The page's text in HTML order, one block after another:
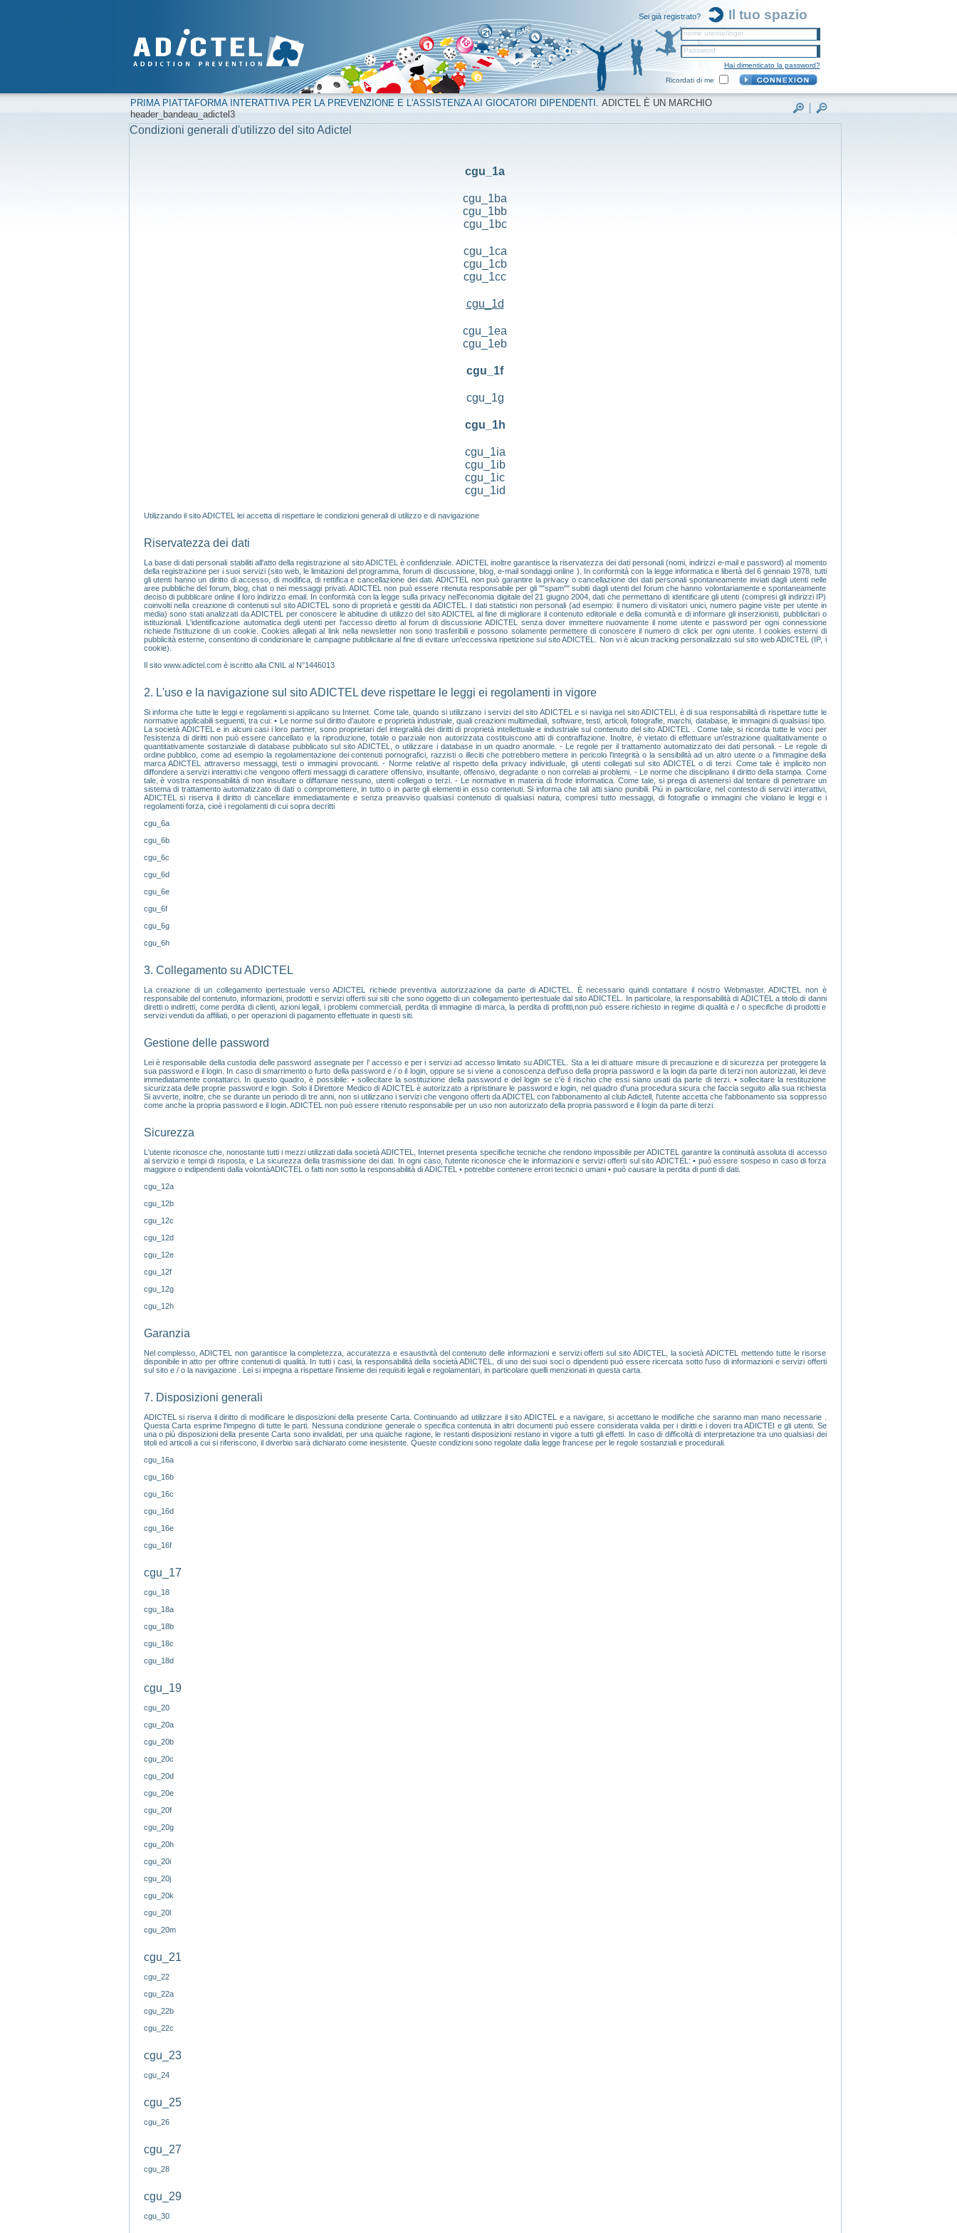
Sei già registrato? Il tuo spazio
nome utente/login
Password
Hai dimenticato la password?
Ricordati di me
PRIMA PIATTAFORMA INTERATTIVA PER LA PREVENZIONE E L'ASSISTENZA AI GIOCATORI DIPENDENTI. ADICTEL È UN MARCHIO
header_bandeau_adictel3
Condizioni generali d'utilizzo del sito Adictel
cgu_1a
cgu_1ba
cgu_1bb
cgu_1bc
cgu_1ca
cgu_1cb
cgu_1cc
cgu_1d
cgu_1ea
cgu_1eb
cgu_1f
cgu_1g
cgu_1h
cgu_1ia
cgu_1ib
cgu_1ic
cgu_1id
Utilizzando il sito ADICTEL lei accetta di rispettare le condizioni generali di utilizzo e di navigazione
Riservatezza dei dati
La base di dati personali stabiliti all'atto della registrazione al sito ADICTEL è confidenziale. ADICTEL inoltre garantisce la riservatezza dei dati personali (nomi, indirizzi e-mail e password) al momento
della registrazione per i suoi servizi (sito web, le limitazioni del programma, forum di discussione, blog, e-mail sondaggi online ). In conformità con la legge informatica e libertà del 6 gennaio 1978, tutti
gli utenti hanno un diritto di accesso, di modifica, di rettifica e cancellazione dei dati. ADICTEL non può garantire la privacy o cancellazione dei dati personali spontaneamente inviati dagli utenti nelle
aree pubbliche del forum, blog, chat o nei messaggi privati. ADICTEL non può essere ritenuta responsabile per gli ""spam"" subiti dagli utenti del forum che hanno volontariamente e spontaneamente
deciso di pubblicare online il loro indirizzo email. In conformità con la legge sulla privacy nell'economia digitale del 21 giugno 2004, dati che permettano di identificare gli utenti (compresi gli indirizzi IP)
coinvolti nella creazione di contenuti sul sito ADICTEL sono di proprietà e gestiti da ADICTEL. I dati statistici non personali (ad esempio: il numero di visitatori unici, numero pagine viste per utente in
media) sono stati analizzati da ADICTEL per conoscere le abitudine di utilizzo del sito ADICTEL al fine di migliorare il contenuto editoriale e della comunità e di informare gli inserzionisti, pubblicitari o
istituzionali. L'identificazione automatica degli utenti per l'accesso diretto al forum di discussione ADICTEL senza dover immettere nuovamente il nome utente e password per ogni connessione
richiede l'istituzione di un cookie. Cookies allegati al link nella newsletter non sono trasferibili e possono solamente permettere di conoscere il numero di click per ogni utente. I cookies esterni di
pubblicità esterne, consentono di condizionare le campagne pubblicitarie al fine di evitare un'eccessiva ripetizione sul sito ADICTEL. Non vi è alcun tracking personalizzato sul sito web ADICTEL (IP, i
cookie).
Il sito www.adictel.com è iscritto alla CNIL al N°1446013
2. L'uso e la navigazione sul sito ADICTEL deve rispettare le leggi ei regolamenti in vigore
Si informa che tutte le leggi e regolamenti si applicano su Internet. Come tale, quando si utilizzano i servizi del sito ADICTEL e si naviga nel sito ADICTELl, è di sua responsabilità di rispettare tutte le
normative applicabili seguenti, tra cui: • Le norme sul diritto d'autore e proprietà industriale, quali creazioni multimediali, software, testi, articoli, fotografie, marchi, database, le immagini di qualsiasi tipo.
La società ADICTEL e in alcuni casi i loro partner, sono proprietari del integralità dei diritti di proprietà intellettuale e industriale sul contenuto del sito ADICTEL . Come tale, si ricorda tutte le voci per
l'esistenza di diritti non può essere cancellato e la riproduzione, totale o parziale non autorizzata costituiscono atti di contraffazione. Inoltre, è vietato di effettuare un'estrazione qualitativamente o
quantitativamente sostanziale di database pubblicato sul sito ADICTEL, o utilizzare i database in un quadro anormale. - Le regole per il trattamento automatizzato dei dati personali. - Le regole di
ordine pubblico, come ad esempio la regolamentazione dei contenuti pornografici, razzisti o illeciti che potrebbero mettere in pericolo l'integrità o la sensibilità ad un altro utente o a l'immagine della
marca ADICTEL attraverso messaggi, testi o immagini provocanti. - Norme relative al rispetto della privacy individuale, gli utenti collegati sul sito ADICTEL o di terzi. Come tale è implicito non
diffondere a servizi interattivi che vengono offerti messaggi di carattere offensivo, insultante, offensivo, degradante o non correlati ai problemi. - Le norme che disciplinano il diritto della stampa. Come
tale, è vostra responsabilità di non insultare o diffamare nessuno, utenti collegati o terzi. - Le normative in materia di frode informatica. Come tale, si prega di astenersi dal tentare di penetrare un
sistema di trattamento automatizzato di dati o compromettere, in tutto o in parte gli elementi in esso contenuti. Si informa che tali atti siano punibili. Più in particolare, nel contesto di servizi interattivi,
ADICTEL si riserva il diritto di cancellare immediatamente e senza preavviso qualsiasi contenuto di qualsiasi natura, compresi tutto messaggi, di fotografie o immagini che violano le leggi e i
regolamenti forza, cioè i regolamenti di cui sopra decritti
cgu_6a
cgu_6b
cgu_6c
cgu_6d
cgu_6e
cgu_6f
cgu_6g
cgu_6h
3. Collegamento su ADICTEL
La creazione di un collegamento ipertestuale verso ADICTEL richiede preventiva autorizzazione da parte di ADICTEL. È necessario quindi contattare il nostro Webmaster. ADICTEL non è
responsabile del contenuto, informazioni, prodotti e servizi offerti sui siti che sono oggetto di un collegamento ipertestuale dal sito ADICTEL. In particolare, la responsabilità di ADICTEL a titolo di danni
diretti o indiretti, come perdita di clienti, azioni legali, i problemi commerciali, perdita di immagine di marca, la perdita di profitti,non può essere richiesto in regime di qualità e / o specifiche di prodotti e
servizi venduti da affiliati, o per operazioni di pagamento effettuate in questi siti.
Gestione delle password
Lei è responsabile della custodia delle password assegnate per l' accesso e per i servizi ad accesso limitato su ADICTEL. Sta a lei di attuare misure di precauzione e di sicurezza per proteggere la
sua password e il login. In caso di smarrimento o furto della password e / o il login, oppure se si viene a conoscenza dell'uso della propria password e la login da parte di terzi non autorizzati, lei deve
immediatamente contattarci. In questo quadro, è possibile: • sollecitare la sostituzione della password e del login se c'è il rischio che essi siano usati da parte di terzi. • sollecitare la restituzione
sicurizzata delle proprie password e login. Solo il Direttore Medico di ADICTEL è autorizzato a ripristinare le password e login, nel quadro d'una procedura sicura che faccia seguito alla sua richiesta
Si avverte, inoltre, che se durante un periodo di tre anni, non si utilizzano i servizi che vengono offerti da ADICTEL con l'abbonamento al club Adictell, l'utente accetta che l'abbonamento sia soppresso
come anche la propria password e il login. ADICTEL non può essere ritenuto responsabile per un uso non autorizzato della propria password e il login da parte di terzi.
Sicurezza
L'utente riconosce che, nonostante tutti i mezzi utilizzati dalla società ADICTEL, Internet presenta specifiche tecniche che rendono impossibile per ADICTEL garantire la continuità assoluta di accesso
al servizio e tempi di risposta, e La sicurezza della trasmissione dei dati. In ogni caso, l'utente riconosce che le informazioni e servizi offerti sul sito ADICTEL: • può essere sospeso in caso di forza
maggiore o indipendenti dalla volontàADICTEL o fatti non sotto la responsabilità di ADICTEL • potrebbe contenere errori tecnici o umani • può causare la perdita di punti di dati.
cgu_12a
cgu_12b
cgu_12c
cgu_12d
cgu_12e
cgu_12f
cgu_12g
cgu_12h
Garanzia
Nel complesso, ADICTEL non garantisce la completezza, accuratezza e esaustività del contenuto delle informazioni e servizi offerti sul sito ADICTEL, la società ADICTEL mettendo tutte le risorse
disponibile in atto per offrire contenuti di qualità. In tutti i casi, la responsabilità della società ADICTEL, di uno dei suoi soci o dipendenti può essere ricercata sotto l'uso di informazioni e servizi offerti
sul sito e / o la navigazione . Lei si impegna a rispettare l'insieme dei requisiti legali e regolamentari, in particolare quelli menzionati in questa carta.
7. Disposizioni generali
ADICTEL si riserva il diritto di modificare le disposizioni della presente Carta. Continuando ad utilizzare il sito ADICTEL e a navigare, si accettano le modifiche che saranno man mano necessarie .
Questa Carta esprime l'impegno di tutte le parti. Nessuna condizione generale o specifica contenuta in altri documenti può essere considerata valida per i diritti e i doveri tra ADICTEI e gli utenti. Se
una o più disposizioni della presente Carta sono invalidati, per una qualche ragione, le restanti disposizioni restano in vigore a tutti gli effetti. In caso di difficoltà di interpretazione tra uno qualsiasi dei
titoli ed articoli a cui si riferiscono, il diverbio sarà dichiarato come inesistente. Queste condizioni sono regolate dalla legge francese per le regole sostanziali e procedurali.
cgu_16a
cgu_16b
cgu_16c
cgu_16d
cgu_16e
cgu_16f
cgu_17
cgu_18
cgu_18a
cgu_18b
cgu_18c
cgu_18d
cgu_19
cgu_20
cgu_20a
cgu_20b
cgu_20c
cgu_20d
cgu_20e
cgu_20f
cgu_20g
cgu_20h
cgu_20i
cgu_20j
cgu_20k
cgu_20l
cgu_20m
cgu_21
cgu_22
cgu_22a
cgu_22b
cgu_22c
cgu_23
cgu_24
cgu_25
cgu_26
cgu_27
cgu_28
cgu_29
cgu_30